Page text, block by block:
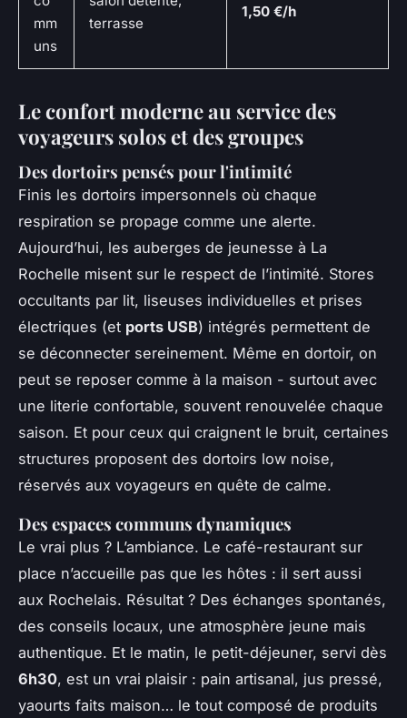
mm
uns
terrasse
1,50 €/h
Le confort moderne au service des
voyageurs solos et des groupes
Des dortoirs pensés pour l'intimité
Finis les dortoirs impersonnels où chaque
respiration se propage comme une alerte.
Aujourd’hui, les auberges de jeunesse à La
Rochelle misent sur le respect de l’intimité. Stores
occultants par lit, liseuses individuelles et prises
électriques (et ports USB) intégrés permettent de
se déconnecter sereinement. Même en dortoir, on
peut se reposer comme à la maison - surtout avec
une literie confortable, souvent renouvelée chaque
saison. Et pour ceux qui craignent le bruit, certaines
structures proposent des dortoirs low noise,
réservés aux voyageurs en quête de calme.
Des espaces communs dynamiques
Le vrai plus ? L’ambiance. Le café-restaurant sur
place n’accueille pas que les hôtes : il sert aussi
aux Rochelais. Résultat ? Des échanges spontanés,
des conseils locaux, une atmosphère jeune mais
authentique. Et le matin, le petit-déjeuner, servi dès
6h30, est un vrai plaisir : pain artisanal, jus pressé,
yaourts faits maison… le tout composé de produits